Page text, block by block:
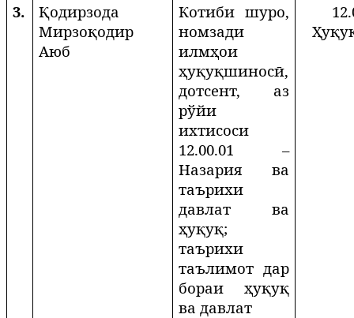
3.
Қодирзода
Мирзоқодир
Аюб
Котиби шуро,
номзади
илмҳои
ҳуқуқшиносӣ,
дотсент, аз
рўйи
ихтисоси
12.00.01 –
Назария ва
таърихи
давлат ва
ҳуқуқ;
таърихи
таълимот дар
бораи ҳуқуқ
ва давлат